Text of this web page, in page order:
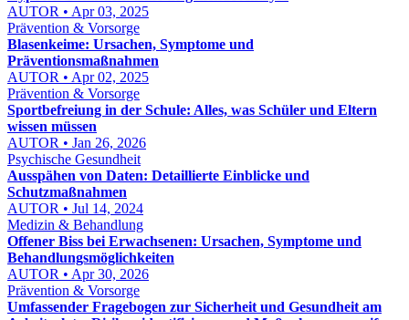
AUTOR • Apr 03, 2025
Prävention & Vorsorge
Blasenkeime: Ursachen, Symptome und
Präventionsmaßnahmen
AUTOR • Apr 02, 2025
Prävention & Vorsorge
Sportbefreiung in der Schule: Alles, was Schüler und Eltern
wissen müssen
AUTOR • Jan 26, 2026
Psychische Gesundheit
Ausspähen von Daten: Detaillierte Einblicke und
Schutzmaßnahmen
AUTOR • Jul 14, 2024
Medizin & Behandlung
Offener Biss bei Erwachsenen: Ursachen, Symptome und
Behandlungsmöglichkeiten
AUTOR • Apr 30, 2026
Prävention & Vorsorge
Umfassender Fragebogen zur Sicherheit und Gesundheit am